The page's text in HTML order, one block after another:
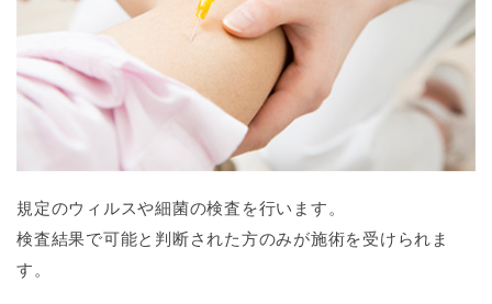
規定のウィルスや細菌の検査を行います。
検査結果で可能と判断された方のみが施術を受けられま
す。